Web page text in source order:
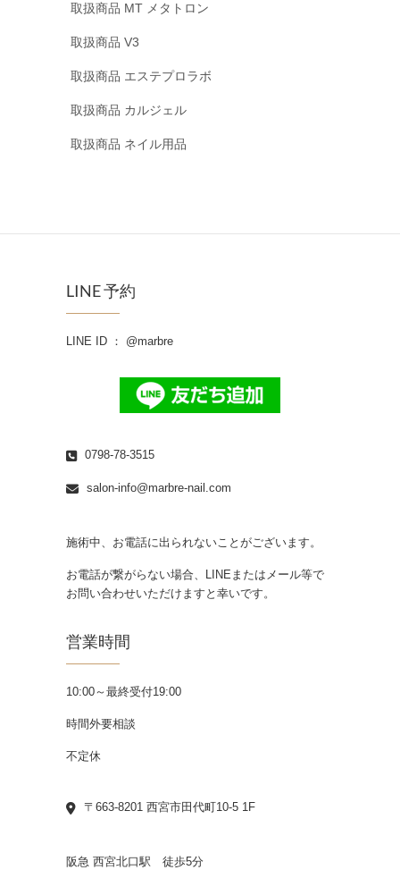
取扱商品 MT メタトロン
取扱商品 V3
取扱商品 エステプロラボ
取扱商品 カルジェル
取扱商品 ネイル用品
LINE 予約
LINE ID ： @marbre
0798-78-3515
salon-info@marbre-nail.com
施術中、お電話に出られないことがございます。
お電話が繋がらない場合、LINEまたはメール等で
お問い合わせいただけますと幸いです。
営業時間
10:00～最終受付19:00
時間外要相談
不定休
〒663-8201 西宮市田代町10-5 1F
阪急 西宮北口駅 徒歩5分